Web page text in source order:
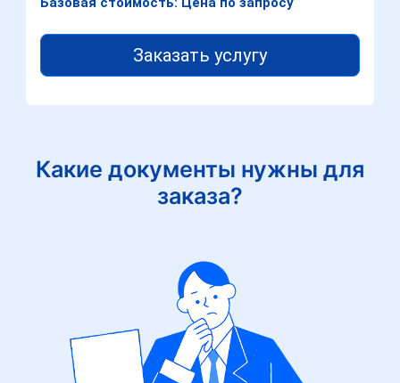
Заказать услугу
Какие документы нужны для
заказа?